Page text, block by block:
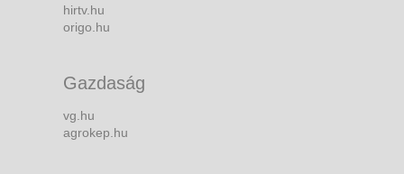
hirtv.hu
origo.hu
Gazdaság
vg.hu
agrokep.hu